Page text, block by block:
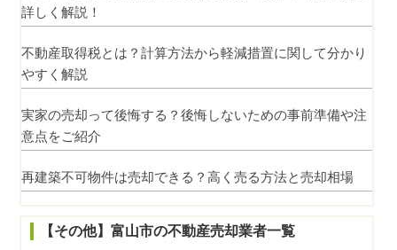
詳しく解説！
不動産取得税とは？計算方法から軽減措置に関して分かり
やすく解説
実家の売却って後悔する？後悔しないための事前準備や注
意点をご紹介
再建築不可物件は売却できる？高く売る方法と売却相場
【その他】富山市の不動産売却業者一覧